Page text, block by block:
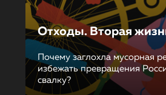
Отходы. Вторая
Почему заглохла мусорная
избежать превращения
свалку?